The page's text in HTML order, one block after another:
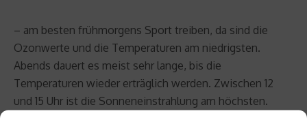
– am besten frühmorgens Sport treiben, da sind die
Ozonwerte und die Temperaturen am niedrigsten.
Abends dauert es meist sehr lange, bis die
Temperaturen wieder erträglich werden. Zwischen 12
und 15 Uhr ist die Sonneneinstrahlung am höchsten.